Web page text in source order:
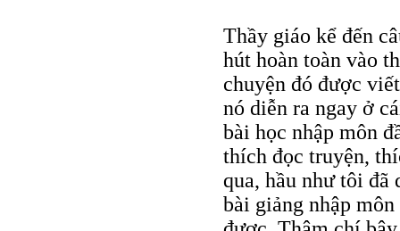
Thầy giáo kể đến
hút hoàn toàn vào
chuyện đó được
nó diễn ra ngay ở
bài học nhập môn
thích đọc truyện,
qua, hầu như tôi đã
bài giảng nhập